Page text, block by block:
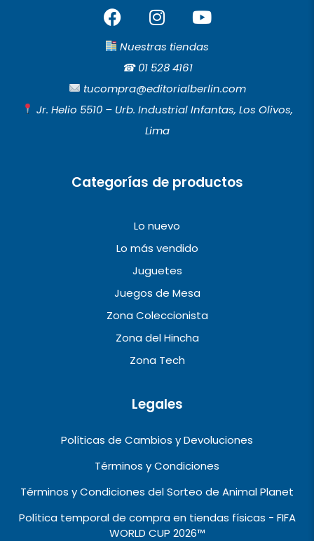
F
a
c
b
o
o
I
n
s
t
a
g
r
a
Y
o
u
u
b
e
Nuestras tiendas
☎︎01 528 4161
tucompra@editorialberlin.com
Jr. Helio 5510 – Urb. Industrial Infantas, Los Olivos,
Lima
Categorías de productos
Lo nuevo
Lo más vendido
Juguetes
Juegos de Mesa
Zona Coleccionista
Zona del Hincha
Zona Tech
Legales
Políticas de Cambios y Devoluciones
Términos y Condiciones
Términos y Condiciones del Sorteo de Animal Planet
Política temporal de compra en tiendas físicas - FIFA
WORLD CUP 2026™️